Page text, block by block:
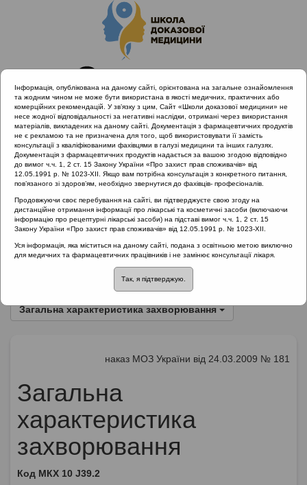
Головна Нормативні документи Тонзиліт
Рубрика:
Тонзиліт
Назва:
Протокол надання медичної допомоги хворим з
дифтерією глотки
Загальна характеристика захворювання
наказ МОЗ України від 24.03.2009 № 181
Загальна
характеристика
захворювання
Код МКХ 10 J39.2
Інформація, опублікована на даному сайті, орієнтована на загальне ознайомлення
та жодним чином не може бути використана в якості медичних, практичних або
комерційних рекомендацій. У зв’язку з цим, Сайт «Школи доказової медицини» не
несе жодної відповідальності за негативні наслідки, отримані через використання
матеріалів, викладених на даному сайті. Документація з фармацевтичних продуктів
не є рекламою та не призначена для того, щоб використовувати її замість
консультації з кваліфікованими фахівцями в галузі медицини та інших галузях.
Документація з фармацевтичних продуктів надається за вашою згодою відповідно
до вимог ч.ч. 1, 2 ст. 15 Закону України «Про захист прав споживачів» від
12.05.1991 р. № 1023-XII. Якщо вам потрібна консультація з конкретного питання,
пов’язаного зі здоров’ям, необхідно звернутися до фахівців- професіоналів.
Продовжуючи своє перебування на сайті, ви підтверджуєте свою згоду на
дистанційне отримання інформації про лікарські та косметичні засоби (включаючи
інформацію про рецептурні лікарські засоби) на підставі вимог ч.ч. 1, 2 ст. 15
Закону України «Про захист прав споживачів» від 12.05.1991 р. № 1023-XII.
Уся інформація, яка міститься на даному сайті, подана з освітньою метою виключно
для медичних та фармацевтичних працівників і не замінює консультації лікаря.
Так, я підтверджую.